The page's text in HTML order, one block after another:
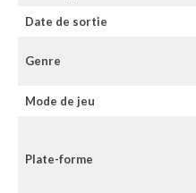
Date de sortie
Genre
Mode de jeu
Plate-forme